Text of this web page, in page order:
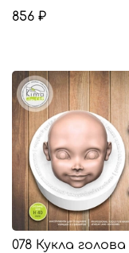
856 ₽
078 Кукла голова